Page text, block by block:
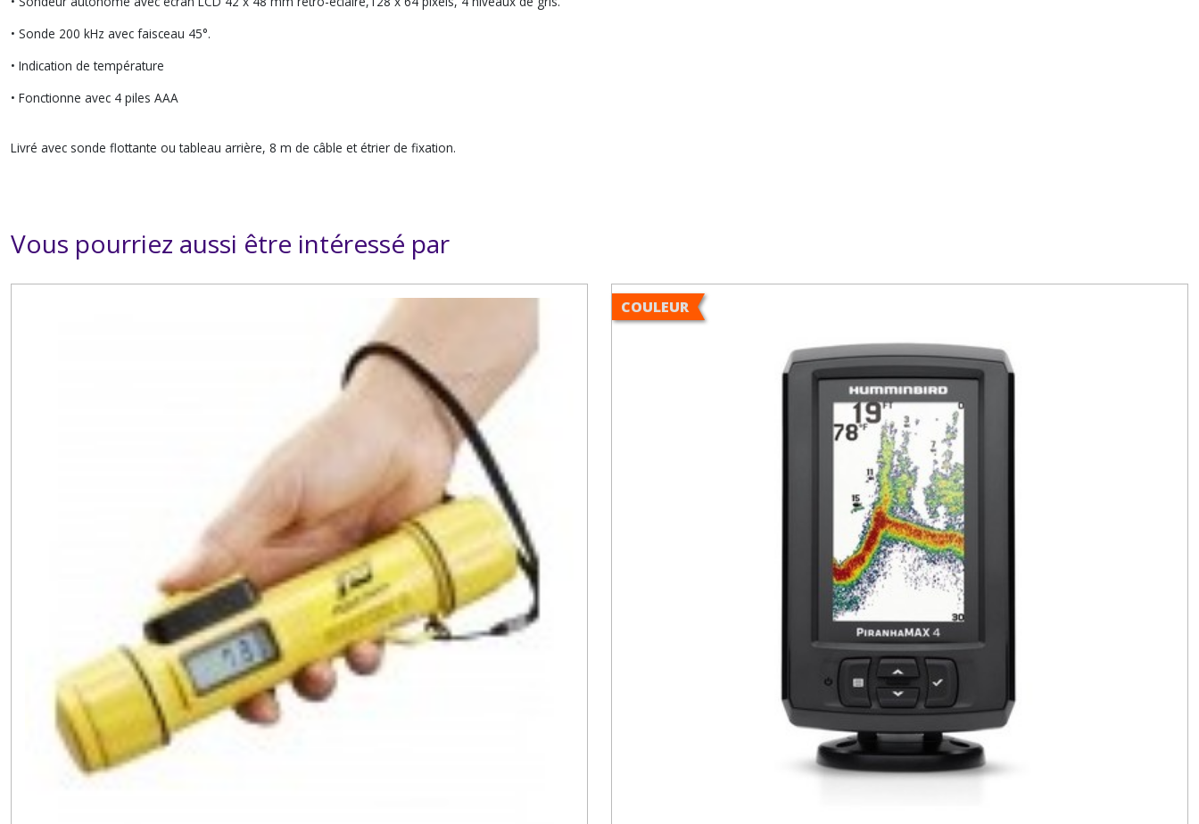
• Sonde 200 kHz avec faisceau 45°.
• Indication de température
• Fonctionne avec 4 piles AAA
Livré avec sonde flottante ou tableau arrière, 8 m de câble et étrier de fixation.
Vous pourriez aussi être intéressé par
COULEUR